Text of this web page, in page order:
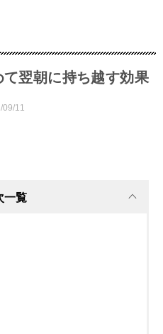
翌朝に持ち越す効果
09/11
一覧